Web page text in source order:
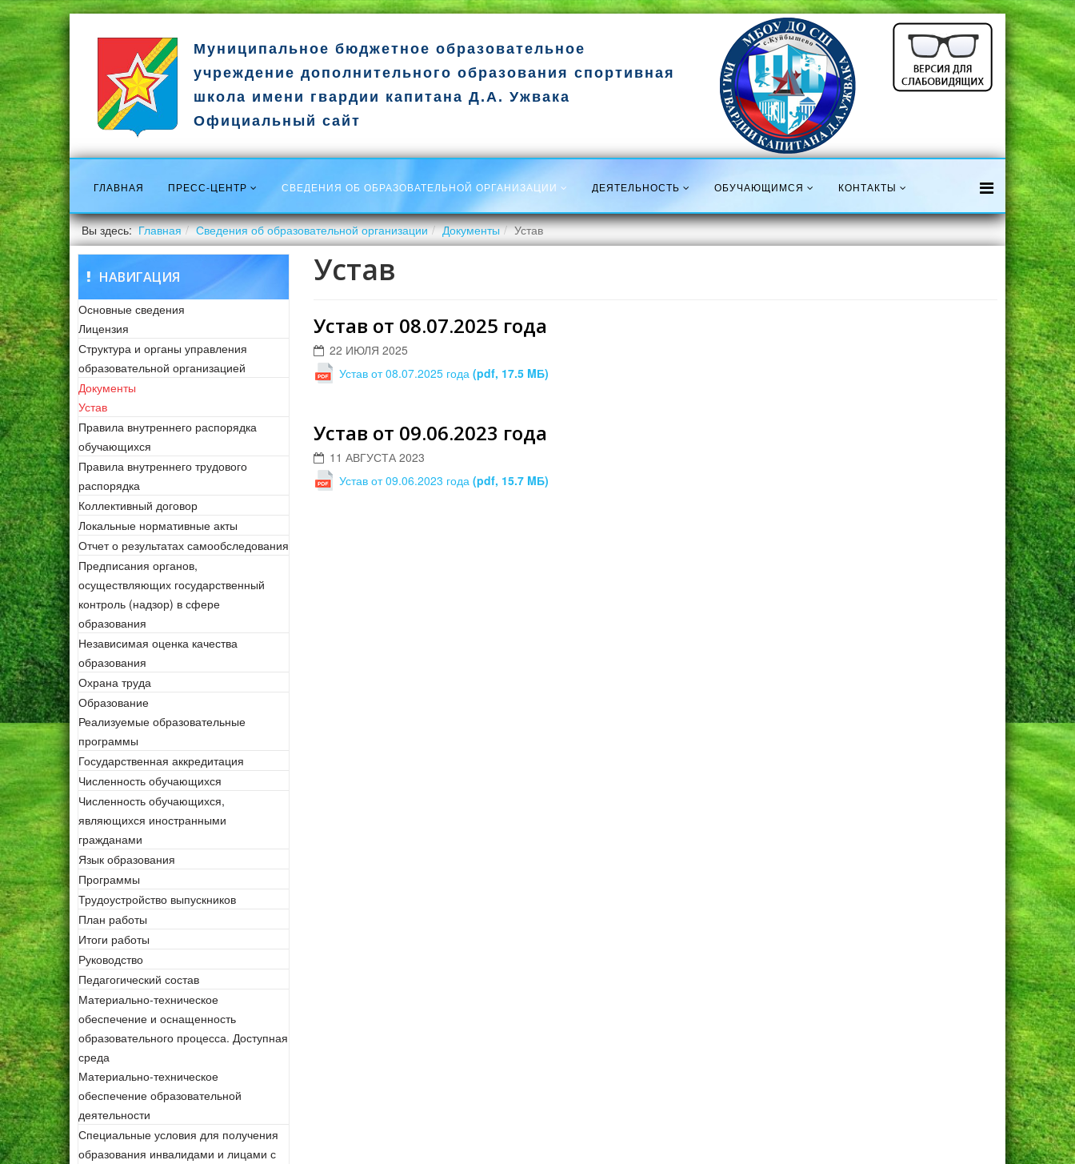
Муниципальное бюджетное образовательное
учреждение дополнительного образования спортивная
школа имени гвардии капитана Д.А. Ужвака
Официальный сайт
ГЛАВНАЯ ПРЕСС-ЦЕНТР СВЕДЕНИЯ ОБ ОБРАЗОВАТЕЛЬНОЙ ОРГАНИЗАЦИИ ДЕЯТЕЛЬНОСТЬ ОБУЧАЮЩИМСЯ КОНТАКТЫ
Вы здесь:Главная Сведения об образовательной организации Документы Устав
НАВИГАЦИЯ
Основные сведения
Лицензия
Структура и органы управления
образовательной организацией
Документы
Устав
Правила внутреннего распорядка
обучающихся
Правила внутреннего трудового
распорядка
Коллективный договор
Локальные нормативные акты
Отчет о результатах самообследования
Предписания органов,
осуществляющих государственный
контроль (надзор) в сфере
образования
Независимая оценка качества
образования
Охрана труда
Образование
Реализуемые образовательные
программы
Государственная аккредитация
Численность обучающихся
Численность обучающихся,
являющихся иностранными
гражданами
Язык образования
Программы
Трудоустройство выпускников
План работы
Итоги работы
Руководство
Педагогический состав
Материально-техническое
обеспечение и оснащенность
образовательного процесса. Доступная
среда
Материально-техническое
обеспечение образовательной
деятельности
Специальные условия для получения
образования инвалидами и лицами с
Устав
Устав от 08.07.2025 года
22 ИЮЛЯ 2025
Устав от 08.07.2025 года (pdf, 17.5 MБ)
Устав от 09.06.2023 года
11 АВГУСТА 2023
Устав от 09.06.2023 года (pdf, 15.7 MБ)